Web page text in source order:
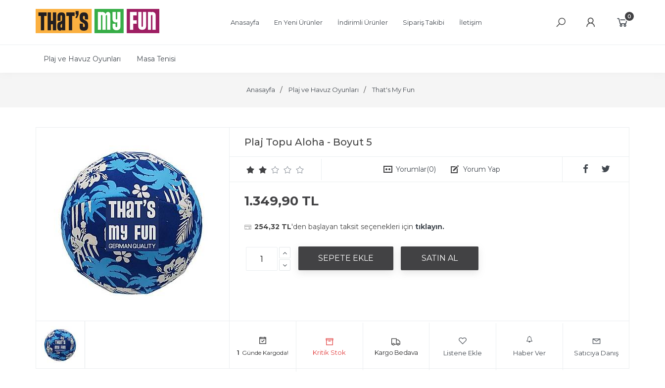
Anasayfa En Yeni Ürünler İndirimli Ürünler Sipariş Takibi İletişim
0
Plaj ve Havuz Oyunları Masa Tenisi
Anasayfa Plaj ve Havuz Oyunları That's My Fun
Plaj Topu Aloha - Boyut 5
Yorumlar(0) Yorum Yap
1.349,90 TL
254,32 TL'den başlayan taksit seçenekleri için tıklayın.
1 Listene Ekle Haber Ver Satıcıya Danış